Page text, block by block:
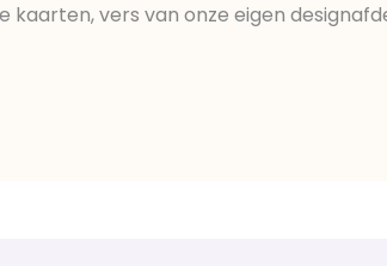
kaarten, vers van onze eigen